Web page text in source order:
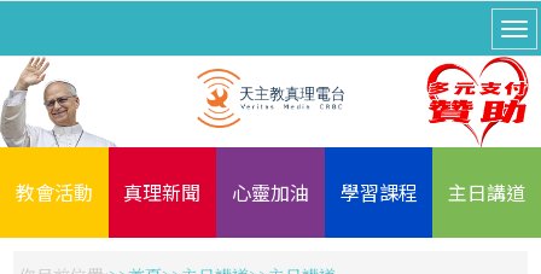
教會活動 真理新聞 心靈加油 學習課程 主日講道